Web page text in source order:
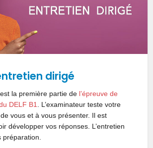
dirigé
la première partie de l’épreuve de
DELF B1
. L’examinateur teste votre
vous et à vous présenter. Il est
développer vos réponses. L’entretien